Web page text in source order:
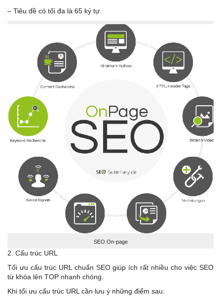
– Tiêu đề có tối đa là 65 ký tự.
SEO On-page
2. Cấu trúc URL
Tối ưu cấu trúc URL chuẩn SEO giúp ích rất nhiều cho việc SEO
từ khóa lên TOP nhanh chóng.
Khi tối ưu cấu trúc URL cần lưu ý những điểm sau: